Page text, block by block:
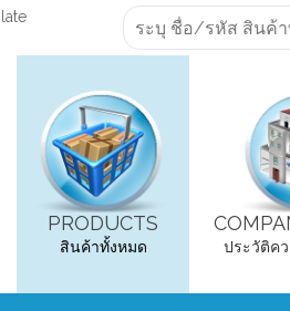
PRODUCTS
สินค้าทั้งหมด ประวัติค